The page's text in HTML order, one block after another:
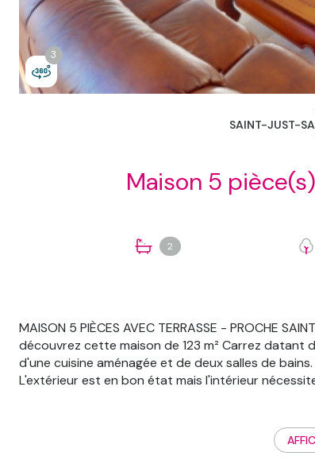
3
SAINT-JUST-
2
MAISON 5 PIÈCES AVEC TERRASSE - PROCHE
découvrez cette maison de 123 m² Carrez datant
d'une cuisine aménagée et de deux salles de
L'extérieur est en bon état mais l'intérieur
collège) à moins de 10 minutes : le Collège Anne
Prévert. Niveau transports en commun, on trouve